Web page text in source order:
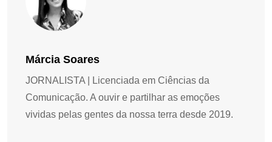
Márcia Soares
JORNALISTA | Licenciada em Ciências da
Comunicação. A ouvir e partilhar as emoções
vividas pelas gentes da nossa terra desde 2019.